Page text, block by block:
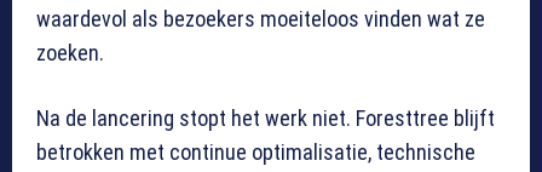
waardevol als bezoekers moeiteloos vinden wat ze
zoeken.
Na de lancering stopt het werk niet. Foresttree blijft
betrokken met continue optimalisatie, technische